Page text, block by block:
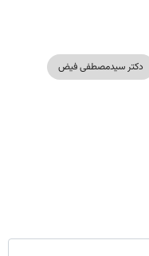
دکتر سیدمصطفی فیض